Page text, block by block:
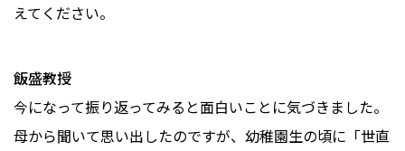
えてください。
飯盛教授
今になって振り返ってみると面白いことに気づきました。
母から聞いて思い出したのですが、幼稚園生の頃に「世直